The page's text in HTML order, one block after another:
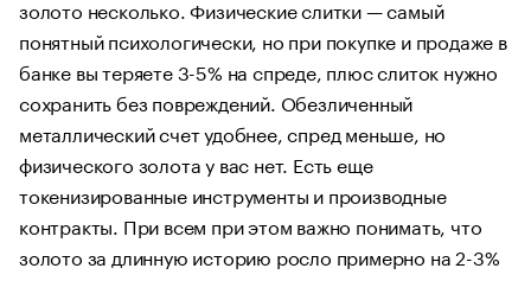
золото несколько. Физические слитки — самый
понятный психологически, но при покупке и продаже в
банке вы теряете 3-5% на спреде, плюс слиток нужно
сохранить без повреждений. Обезличенный
металлический счет удобнее, спред меньше, но
физического золота у вас нет. Есть еще
токенизированные инструменты и производные
контракты. При всем при этом важно понимать, что
золото за длинную историю росло примерно на 2-3%